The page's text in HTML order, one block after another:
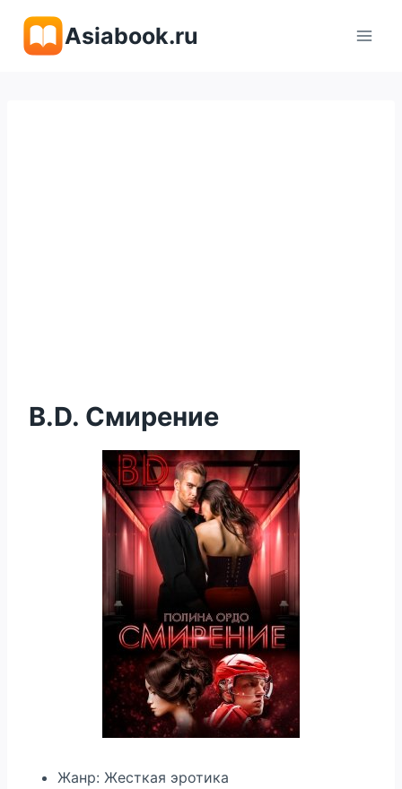
содержимому
Asiabook.ru
B.D. Смирение
Жанр: Жесткая эротика